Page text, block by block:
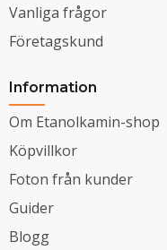
Vanliga frågor
Företagskund
Information
Om Etanolkamin-shop
Köpvillkor
Foton från kunder
Guider
Blogg